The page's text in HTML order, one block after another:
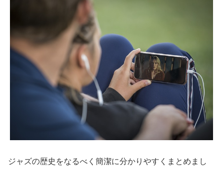
ジャズの歴史をなるべく簡潔に分かりやすくまとめまし